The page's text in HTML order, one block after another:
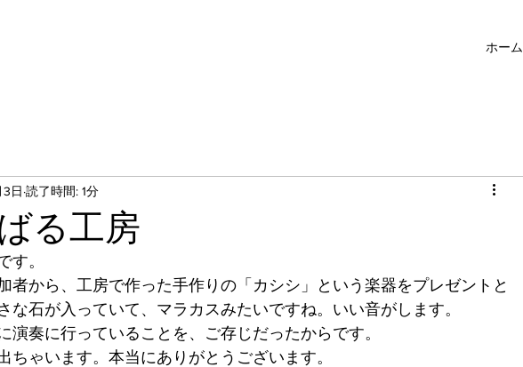
ホーム
る工房
3日 読了時間: 1分
す。
者から、工房で作った手作りの「カシシ」という楽器をプレゼントと
な石が入っていて、マラカスみたいですね。いい音がします。
演奏に行っていることを、ご存じだったからです。
ちゃいます。本当にありがとうございます。